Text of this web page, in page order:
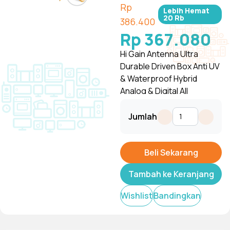
Rp
386.400
Lebih Hemat
20 Rb
Rp 367.080
Hi Gain Antenna Ultra
Durable Driven Box Anti UV
& Waterproof Hybrid
Analog & Digital All
Receiver
Jumlah
Beli Sekarang
Tambah ke Keranjang
WishlistBandingkan